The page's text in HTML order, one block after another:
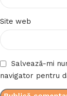
Site web
Salvează-mi
navigator pentru